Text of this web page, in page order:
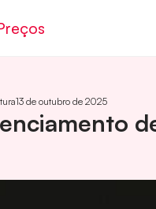
13 de outubro de 2025